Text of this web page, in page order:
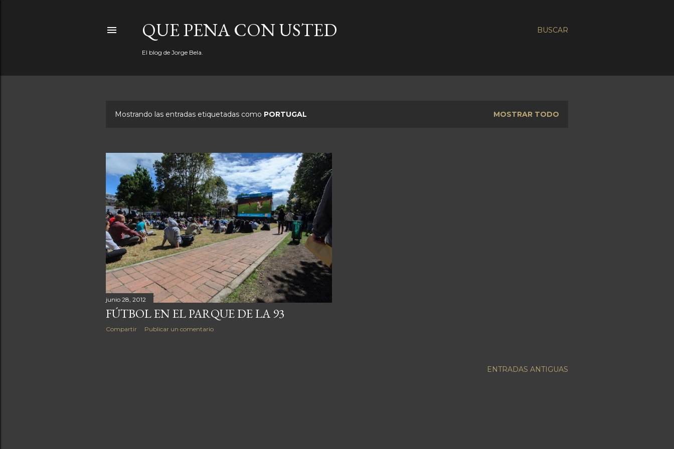
BUSCAR
QUE PENA CON USTED
El blog de Jorge Bela.
t
r
a
d
a
s
Mostrando las entradas etiquetadas como PORTUGAL MOSTRAR TODO
junio 28, 2012
FÚTBOL EN EL PARQUE DE LA 93
Compartir Publicar un comentario
ENTRADAS ANTIGUAS